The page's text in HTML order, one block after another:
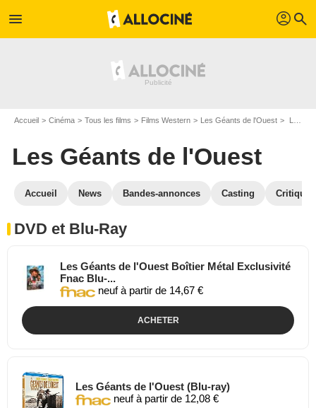
menu profil search
Accueil Cinéma Tous les films Films Western Les Géants de l'Ouest Les Géants de l'Ouest en DVD Blu Ray
Les Géants de l'Ouest
Accueil News Bandes-annonces Casting
DVD et Blu-Ray
Les Géants de l'Ouest Boîtier Métal Exclusivité
Fnac Blu-...
neuf à partir de 14,67 €
ACHETER
Les Géants de l'Ouest (Blu-ray)
neuf à partir de 12,08 €